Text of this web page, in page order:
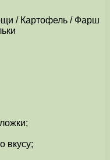
/ Картофель / Фарш
вкусу;